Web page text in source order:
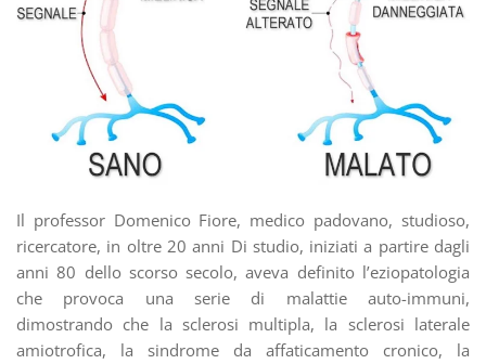
Il professor Domenico Fiore, medico padovano, studioso,
ricercatore, in oltre 20 anni Di studio, iniziati a partire dagli
anni 80 dello scorso secolo, aveva definito l’eziopatologia
che provoca una serie di malattie auto-immuni,
dimostrando che la sclerosi multipla, la sclerosi laterale
amiotrofica, la sindrome da affaticamento cronico, la